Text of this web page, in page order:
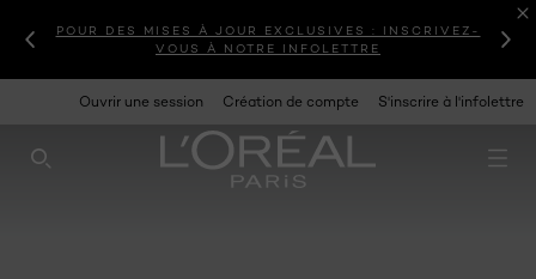
POUR DES MISES À JOUR EXCLUSIVES : INSCRIVEZ-
VOUS À NOTRE INFOLETTRE
Ouvrir une session Création de compte S'inscrire à l'infolettre
RECHERCHE CE SITE